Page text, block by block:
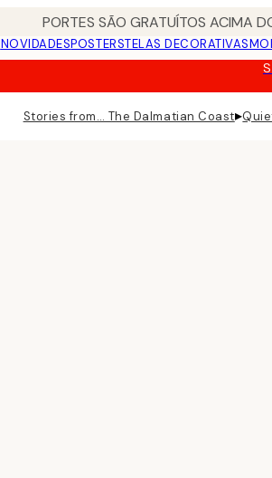
PORTES SÃO GRATUÍTOS ACIMA
NOVIDADESPOSTERSTELAS DECORATIVAS
Stories from… The Dalmatian Coast▸